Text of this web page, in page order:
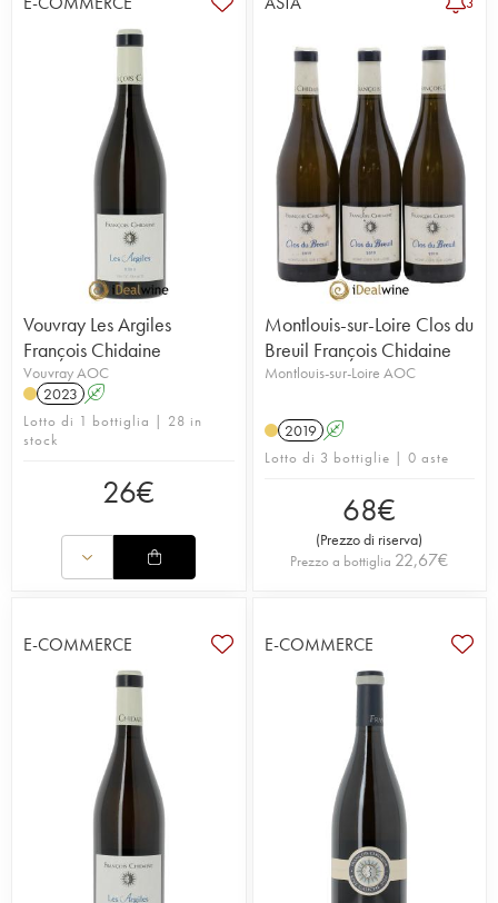
Vouvray Les Argiles
François Chidaine
Vouvray AOC
2023 A
Lotto di 1 bottiglia | 28 in
stock
26€
Montlouis-sur-Loire Clos du
Breuil François Chidaine
Montlouis-sur-Loire AOC
2019 A
Lotto di 3 bottiglie | 0 aste
68€
(Prezzo di riserva)
Prezzo a bottiglia 22,67€
E-COMMERCE E-COMMERCE